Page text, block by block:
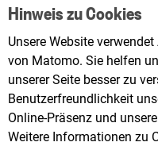
Hinweis zu Cookies
Unsere Website
von Matomo. Sie helfen
unserer Seite besser zu
Benutzerfreundlichkeit
Online-Präsenz und
Weitere Informationen zu